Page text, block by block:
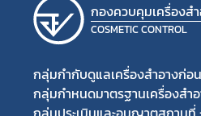
กองควบคุมเครื่องส
COSMETIC CONTROL
กลุ่มกำกับดูแลเครื่องสำอางก่อ
กลุ่มกำหนดมาตรฐานเครื่องสำ